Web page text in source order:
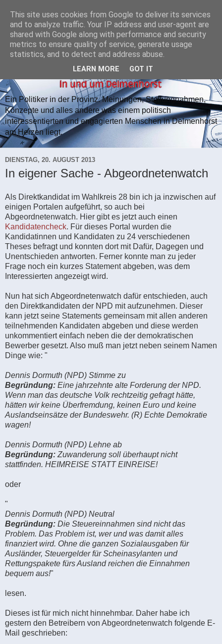
Ein Politiker in der Provinz. Meinungen, Stellungnahmen,
Konzepte und alles andere was einem politisch
interessentierten und engagierten Menschen in Delmenhorst
am Herzen liegt.
DIENSTAG, 20. AUGUST 2013
In eigener Sache - Abgeordnetenwatch
Als Direktkandidat im Wahlkreis 28 bin ich ja inzwischen auf
einigen Portalen aufgeführt, so auch bei
Abgeordnetenwatch. Hier gibt es jetzt auch einen
Kandidatencheck. Für dieses Portal wurden die
Kandidatinnen und Kandidaten zu 24 verschiedenen
Theses befragt und konnten dort mit Dafür, Dagegen und
Unentschieden antworten. Ferner konnte man zu jeder
Frage noch ein kurzes Statement abgeben, was dem
Interessierten angezeigt wird.
Nun hat sich Abgeordnetenwatch dafür entschieden, auch
den Direktkandidaten der NPD mit aufzunehmen. Dieser
kann jetzt seine Statements gemeinsam mit allen anderen
teilnehmenden Kandidaten abgeben und diese werden
unkommentiert einfach neben die der demokratischen
Bewerber gesetzt. Also muß man jetzt neben seinem Namen
Dinge wie: "
Dennis Dormuth (NPD) Stimme zu
Begründung: Eine jahrzehnte alte Forderung der NPD.
Wenn man das deutsche Volk rechtzeitig gefragt hätte,
hätten wir keine Überfremdung, keinen Euro und keine
Auslandseinsätze der Bundeswehr. (R) Echte Demokratie
wagen!
Dennis Dormuth (NPD) Lehne ab
Begründung: Zuwanderung soll überhaupt nicht
stattfinden. HEIMREISE STATT EINREISE!
oder
"
Dennis Dormuth (NPD) Neutral
Begründung: Die Steuereinnahmen sind nicht das
Problem. Das Problem ist, wer und was damit alles
finanziert wird. Ohne die ganzen Sozialausgaben für
Ausländer, Steuergelder für Scheinasylanten und
Rettungspakete fürs Ausland reichen die Einnahmen
bequem aus!"
lesen.
Dieses ist für mich nicht hinnehmbar. Daher habe ich
gestern den Betreibern von Abgeordnetenwatch folgende E-
Mail geschrieben:
This site uses cookies from Google to deliver its services
and to analyze traffic. Your IP address and user-agent are
shared with Google along with performance and security
metrics to ensure quality of service, generate usage
statistics, and to detect and address abuse.
LEARN MORE GOT IT